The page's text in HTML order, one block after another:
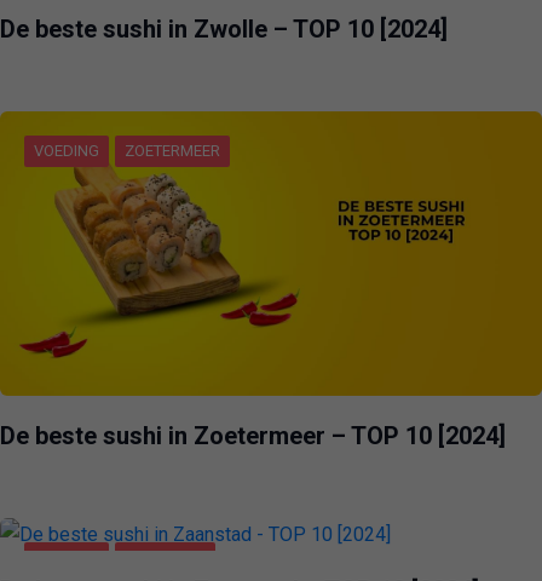
De beste sushi in Zwolle – TOP 10 [2024]
VOEDING ZOETERMEER
De beste sushi in Zoetermeer – TOP 10 [2024]
VOEDING ZAANSTAD